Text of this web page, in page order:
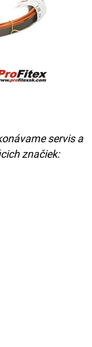
servis a
značiek: